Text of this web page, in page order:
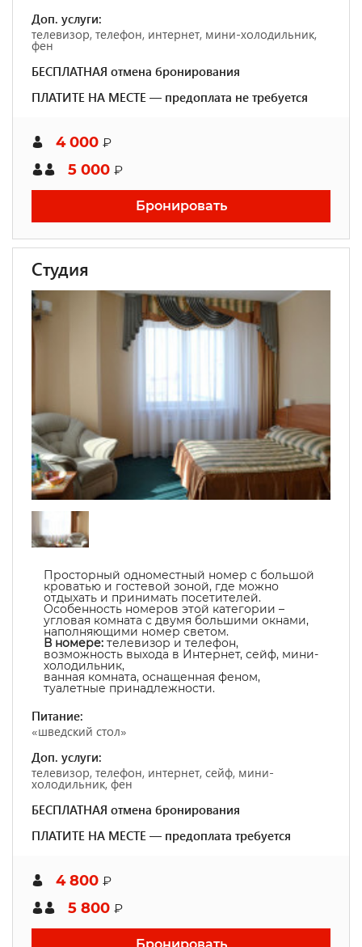
Доп. услуги:
телевизор, телефон, интернет, мини-холодильник,
фен
БЕСПЛАТНАЯ отмена бронирования
ПЛАТИТЕ НА МЕСТЕ — предоплата не требуется
4 000 ₽
5 000 ₽
Бронировать
Студия
Просторный одноместный номер с большой
кроватью и гостевой зоной, где можно
отдыхать и принимать посетителей.
Особенность номеров этой категории –
угловая комната с двумя большими окнами,
наполняющими номер светом.
В номере: телевизор и телефон,
возможность выхода в Интернет, сейф, мини-
холодильник,
ванная комната, оснащенная феном,
туалетные принадлежности.
Питание:
«шведский стол»
Доп. услуги:
телевизор, телефон, интернет, сейф, мини-
холодильник, фен
БЕСПЛАТНАЯ отмена бронирования
ПЛАТИТЕ НА МЕСТЕ — предоплата требуется
4 800 ₽
5 800 ₽